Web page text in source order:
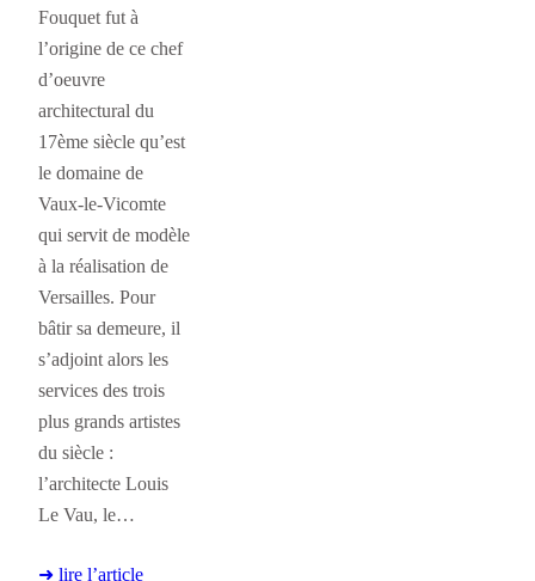
Fouquet fut à
l’origine de ce chef
d’oeuvre
architectural du
17ème siècle qu’est
le domaine de
Vaux-le-Vicomte
qui servit de modèle
à la réalisation de
Versailles. Pour
bâtir sa demeure, il
s’adjoint alors les
services des trois
plus grands artistes
du siècle :
l’architecte Louis
Le Vau, le…
➜ lire l’article